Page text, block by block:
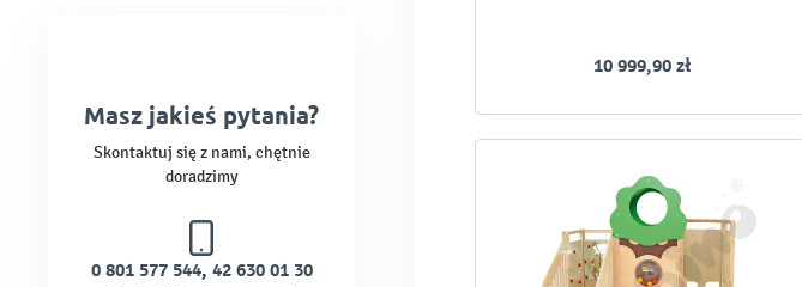
Masz jakieś pytania?
Skontaktuj się z nami, chętnie
doradzimy
0 801 577 544, 42 630 01 30
10 999,90 zł